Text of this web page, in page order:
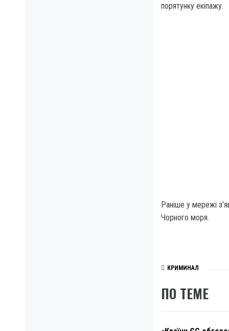
порятунку екіпажу.
Раніше у мережі
Чорного моря.
КРИМИНАЛ
ПО ТЕМЕ